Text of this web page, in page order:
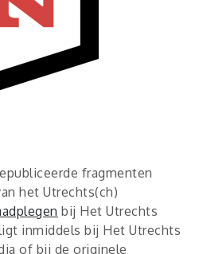
fragmenten
het Utrechts(ch)
bij Het Utrechts
inmiddels bij Het Utrechts
of bij de originele